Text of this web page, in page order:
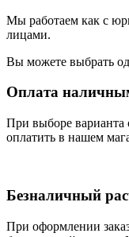
Мы работаем как с
лицами.
Вы можете выбрать
Оплата
При выборе
оплатить в нашем
Безналичный
При оформлении